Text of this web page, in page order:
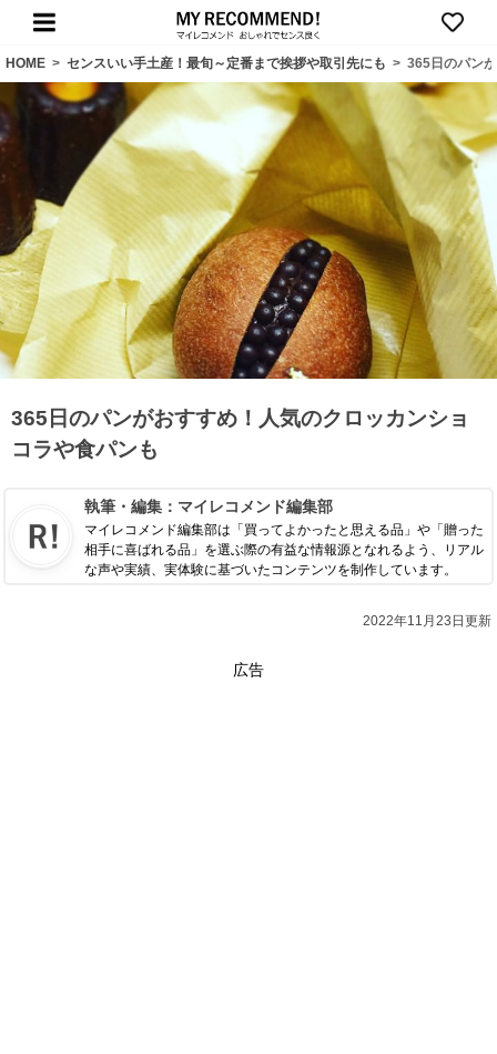
HOME > センスいい手土産！最旬～定番まで挨拶や取引先にも > 365日のパン
365日のパンがおすすめ！人気のクロッカンショ
コラや食パンも
執筆・編集： マイレコメンド編集部
マイレコメンド編集部は「買ってよかったと思える品」や「贈った
相手に喜ばれる品」を選ぶ際の有益な情報源となれるよう、リアル
な声や実績、実体験に基づいたコンテンツを制作しています。
2022年11月23日更新
広告